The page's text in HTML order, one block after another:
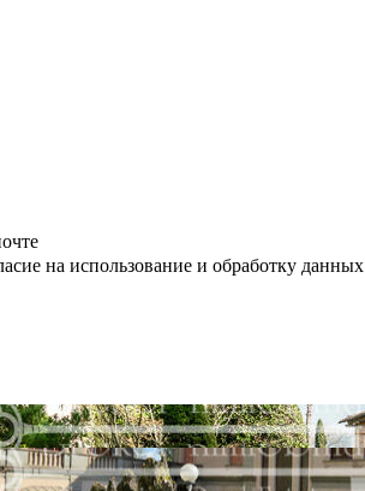
на использование и обработку данных